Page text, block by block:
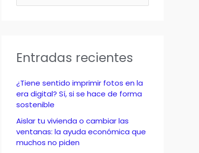
u
r
o
r
:
Entradas recientes
¿Tiene sentido imprimir fotos en la
era digital? Sí, si se hace de forma
sostenible
Aislar tu vivienda o cambiar las
ventanas: la ayuda económica que
muchos no piden